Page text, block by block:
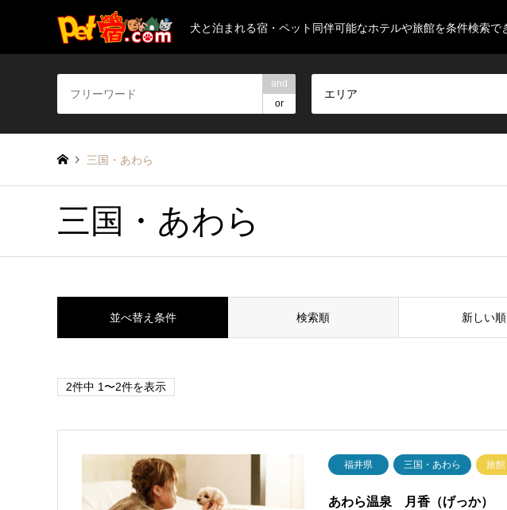
犬と泊まれる宿・ペット同伴可能なホテルや旅館を条件検索で
and
or
エリア
三国・あわら
三国・あわら
並べ替え条件 検索順 新しい順
2件中 1〜2件を表示
福井県 三国・あわら 旅
あわら温泉 月香（げっか）